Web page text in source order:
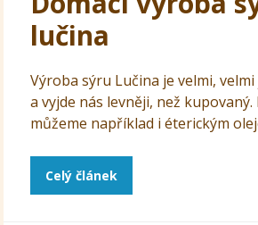
lučina
Výroba sýru Lučina je velmi,
a vyjde nás levněji, než
můžeme například i éterickým
Celý článek